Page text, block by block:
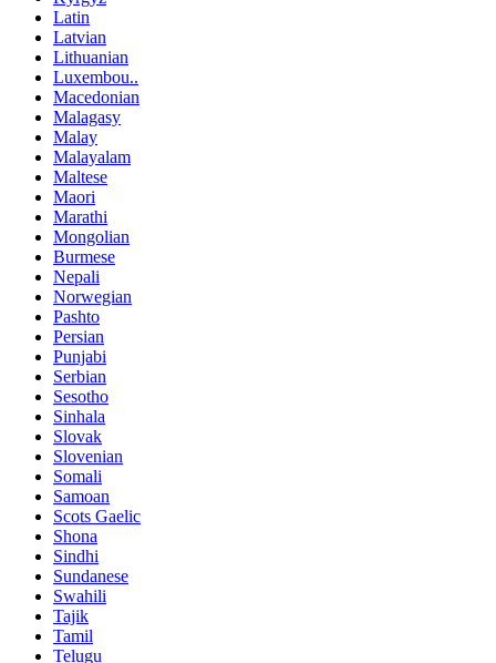
Latin
Latvian
Lithuanian
Luxembou..
Macedonian
Malagasy
Malay
Malayalam
Maltese
Maori
Marathi
Mongolian
Burmese
Nepali
Norwegian
Pashto
Persian
Punjabi
Serbian
Sesotho
Sinhala
Slovak
Slovenian
Somali
Samoan
Scots Gaelic
Shona
Sindhi
Sundanese
Swahili
Tajik
Tamil
Telugu